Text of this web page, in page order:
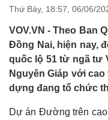
Thứ Bảy, 18:57, 06/06/
VOV.VN - Theo Ban
Đồng Nai, hiện nay,
quốc lộ 51 từ ngã tư
Nguyên Giáp với
dựng đang tổ chức
Dự án Đường trên